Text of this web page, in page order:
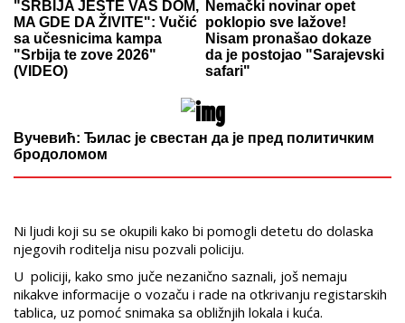
"SRBIJA JESTE VAŠ DOM,
MA GDE DA ŽIVITE": Vučić
sa učesnicima kampa
"Srbija te zove 2026"
(VIDEO)
Nemački novinar opet
poklopio sve lažove!
Nisam pronašao dokaze
da je postojao "Sarajevski
safari"
Вучевић: Ђилас је свестан да је пред политичким
бродоломом
Ni ljudi koji su se okupili kako bi pomogli detetu do dolaska
njegovih roditelja nisu pozvali policiju.
U policiji, kako smo juče nezanično saznali, još nemaju
nikakve informacije o vozaču i rade na otkrivanju registarskih
tablica, uz pomoć snimaka sa obližnjih lokala i kuća.